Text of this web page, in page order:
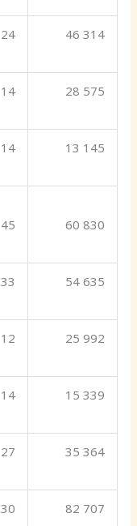
24 46 314
14 28 575
14 13 145
45 60 830
33 54 635
12 25 992
14 15 339
27 35 364
30 82 707